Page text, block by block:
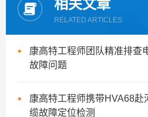
相关文章
RELATED ARTICLES
康高特工程师团队精准排查
故障问题
康高特工程师携带HVA68
缆故障定位检测